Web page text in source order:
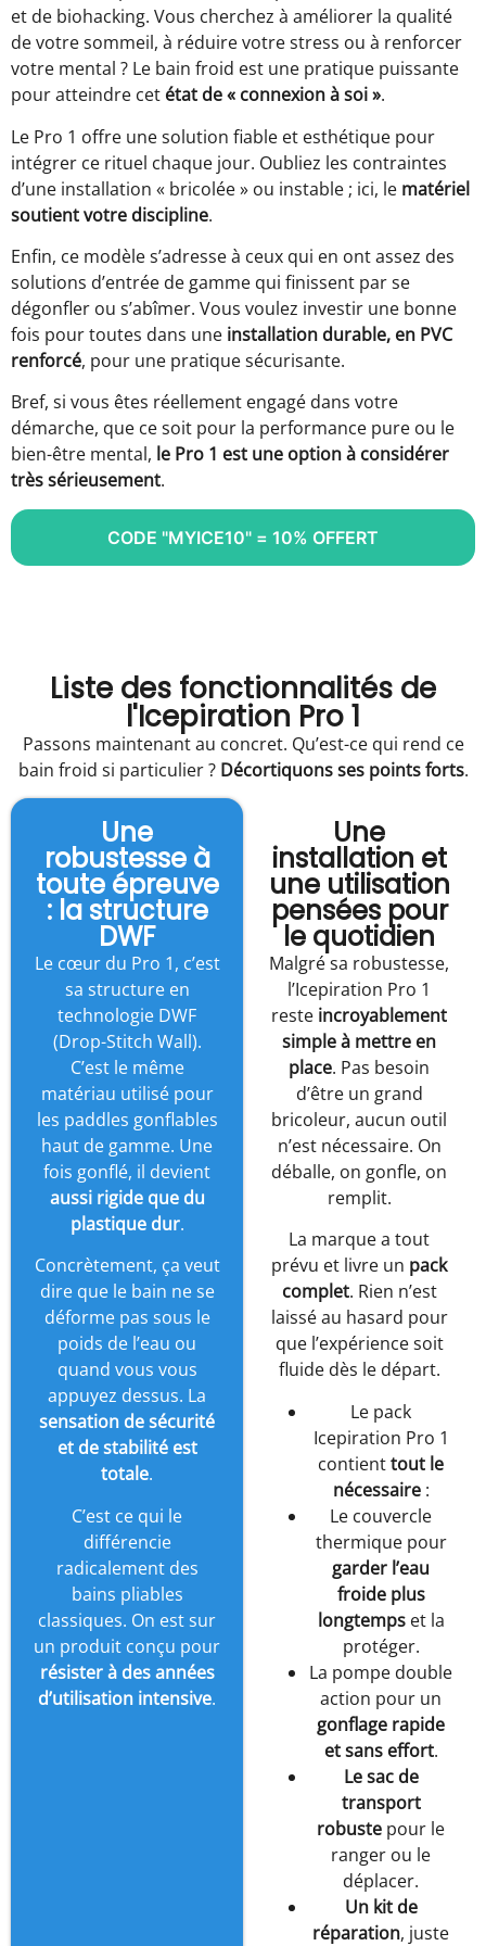
et de biohacking. Vous cherchez à améliorer la qualité
de votre sommeil, à réduire votre stress ou à renforcer
votre mental ? Le bain froid est une pratique puissante
pour atteindre cet état de « connexion à soi ».
Le Pro 1 offre une solution fiable et esthétique pour
intégrer ce rituel chaque jour. Oubliez les contraintes
d’une installation « bricolée » ou instable ; ici, le matériel
soutient votre discipline.
Enfin, ce modèle s’adresse à ceux qui en ont assez des
solutions d’entrée de gamme qui finissent par se
dégonfler ou s’abîmer. Vous voulez investir une bonne
fois pour toutes dans une installation durable, en PVC
renforcé, pour une pratique sécurisante.
Bref, si vous êtes réellement engagé dans votre
démarche, que ce soit pour la performance pure ou le
bien-être mental, le Pro 1 est une option à considérer
très sérieusement.
CODE "MYICE10" = 10% OFFERT
Liste des fonctionnalités de
l'Icepiration Pro 1
Passons maintenant au concret. Qu’est-ce qui rend ce
bain froid si particulier ? Décortiquons ses points forts.
Une
robustesse à
toute épreuve
: la structure
DWF
Le cœur du Pro 1, c’est
sa structure en
technologie DWF
(Drop-Stitch Wall).
C’est le même
matériau utilisé pour
les paddles gonflables
haut de gamme. Une
fois gonflé, il devient
aussi rigide que du
plastique dur.
Concrètement, ça veut
dire que le bain ne se
déforme pas sous le
poids de l’eau ou
quand vous vous
appuyez dessus. La
sensation de sécurité
et de stabilité est
totale.
C’est ce qui le
différencie
radicalement des
bains pliables
classiques. On est sur
un produit conçu pour
résister à des années
d’utilisation intensive.
Une
installation et
une utilisation
pensées pour
le quotidien
Malgré sa robustesse,
l’Icepiration Pro 1
reste incroyablement
simple à mettre en
place. Pas besoin
d’être un grand
bricoleur, aucun outil
n’est nécessaire. On
déballe, on gonfle, on
remplit.
La marque a tout
prévu et livre un pack
complet. Rien n’est
laissé au hasard pour
que l’expérience soit
fluide dès le départ.
Le pack
Icepiration Pro 1
contienttout le
nécessaire:
Le couvercle
thermique pour
garder l’eau
froide plus
longtempset la
protéger.
La pompe double
action pour un
gonflage rapide
et sans effort.
Le sac de
transport
robuste pour le
ranger ou le
déplacer.
Un kit de
réparation, juste